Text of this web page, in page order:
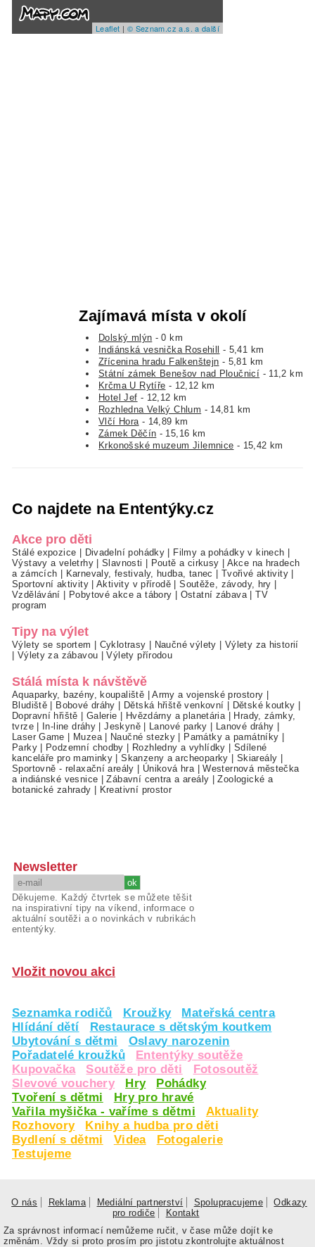
Leaflet | © Seznam.cz a.s. a další
Zajímavá místa v okolí
Dolský mlýn - 0 km
Indiánská vesnička Rosehill
- 5,41 km
Zřícenina hradu Falkenštejn - 5,81 km
Státní zámek Benešov nad Ploučnicí - 11,2 km
Krčma U Rytíře - 12,12 km
Hotel Jef - 12,12 km
Rozhledna Velký Chlum - 14,81 km
Vlčí Hora - 14,89 km
Zámek Děčín - 15,16 km
Krkonošské muzeum Jilemnice - 15,42 km
Co najdete na Ententýky.cz
Akce pro děti
Stálé expozice Divadelní pohádky Filmy a pohádky v kinech
Výstavy a veletrhy|Slavnosti Poutě a cirkusy
Akce na hradech
a zámcích
Karnevaly, festivaly, hudba, tanec Tvořivé aktivity
Sportovní aktivity|Aktivity v přírodě |Soutěže, závody, hry
Vzdělávání
Pobytové akce a tábory Ostatní zábava |TV
program
Tipy na výlet
Výlety se sportem Cyklotrasy Naučné výlety
Výlety za historií
Výlety za zábavou |Výlety přírodou
Stálá místa k návštěvě
Aquaparky, bazény, koupaliště |Army a vojenské prostory
Bludiště
Bobové dráhy Dětská hřiště venkovní Dětské koutky
Dopravní hřiště
Galerie Hvězdárny a planetária
Hrady, zámky,
tvrze| In-line dráhy |Jeskyně| Lanové parky Lanové dráhy
Laser Game
Muzea| Naučné stezky Památky a památníky
Parky| Podzemní chodby Rozhledny a vyhlídky
Sdílené
kanceláře pro maminky |Skanzeny a archeoparky Skiareály
Sportovně - relaxační areály
Úniková hra |Westernová městečka
a indiánské vesnice |Zábavní centra a areály |Zoologické a
botanické zahrady
Kreativní prostor
Newsletter
Děkujeme. Každý čtvrtek se můžete těšit
na inspirativní tipy na víkend, informace o
aktuální soutěži a o novinkách v rubrikách
ententýky.
Vložit novou akci
Seznamka rodičů Kroužky
Mateřská centra
Hlídání dětí
Restaurace s dětským koutkem
Ubytování s dětmi
Oslavy narozenin
Pořadatelé kroužků
Ententýky soutěže
Kupovačka
Soutěže pro děti
Fotosoutěž
Slevové vouchery
Hry
Pohádky
Tvoření s dětmi
Hry pro hravé
Vařila myšička - vaříme s dětmi
Aktuality
Rozhovory
Knihy a hudba pro děti
Bydlení s dětmi
Videa
Fotogalerie
Testujeme
O nás Reklama Mediální partnerství Spolupracujeme
Odkazy
pro rodiče
Kontakt
Za správnost informací nemůžeme ručit, v čase může dojít ke
změnám. Vždy si proto prosím pro jistotu zkontrolujte aktuálnost